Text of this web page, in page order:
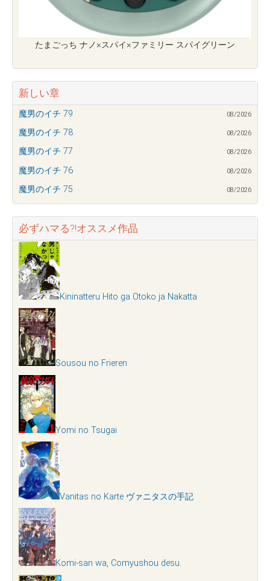
たまごっち ナノ×スパイ×ファミリー スパイグリーン
新しい章
魔男のイチ 79 08/2026
魔男のイチ 78 08/2026
魔男のイチ 77 08/2026
魔男のイチ 76 08/2026
魔男のイチ 75 08/2026
必ずハマる?!オススメ作品
Kininatteru Hito ga Otoko ja Nakatta
Sousou no Frieren
Yomi no Tsugai
Vanitas no Karte ヴァニタスの手記
Komi-san wa, Comyushou desu.